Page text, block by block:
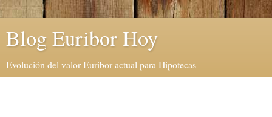
Blog Euribor Hoy
Evolución del valor Euribor actual para Hipotecas